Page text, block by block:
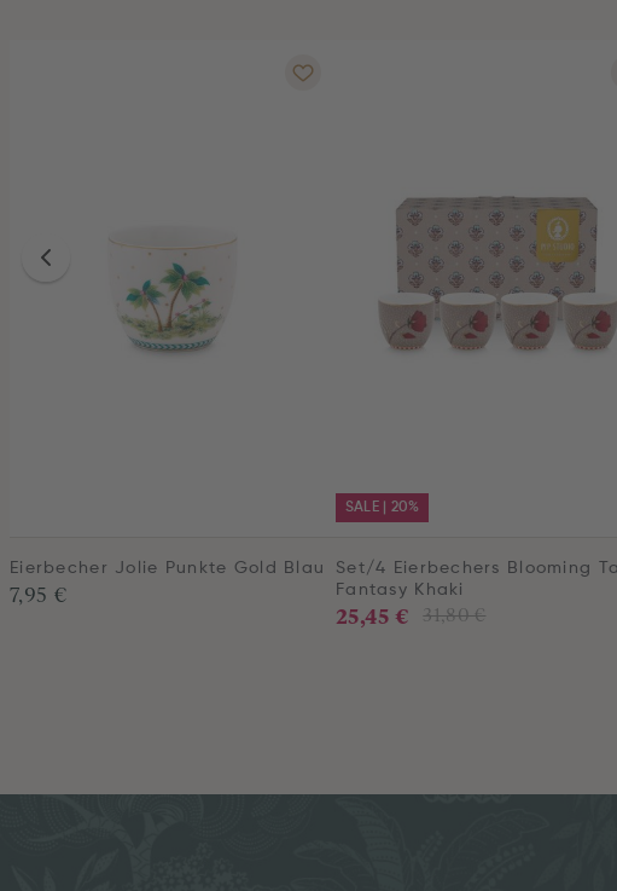
Eierbecher Jolie Punkte Gold Blau
7,95 €
SALE | 20%
Set/4 Eierbechers Blooming
Fantasy Khaki
31,80 €
25,45 €